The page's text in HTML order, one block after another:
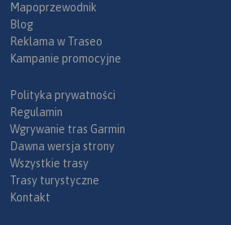
Mapoprzewodnik
Blog
Reklama w Traseo
Kampanie promocyjne
Polityka prywatności
Regulamin
Wgrywanie tras Garmin
Dawna wersja strony
Wszystkie trasy
Trasy turystyczne
Kontakt